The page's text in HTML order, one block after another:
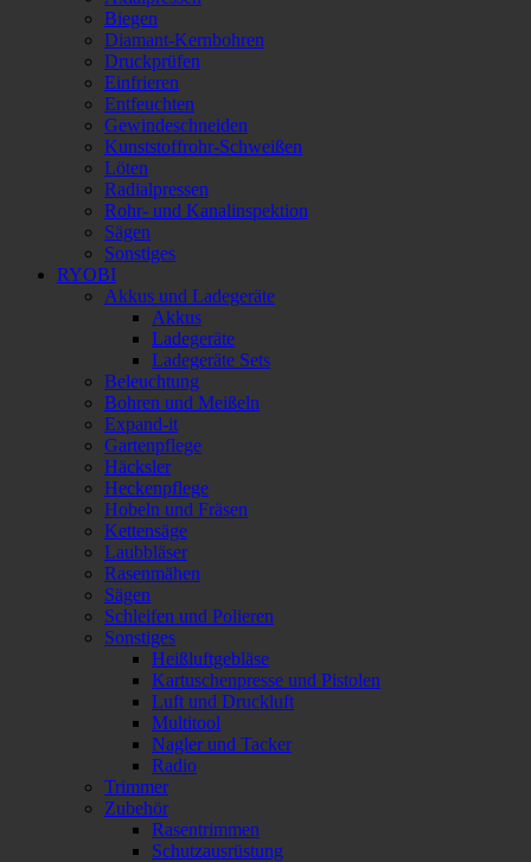
Biegen
Diamant-Kernbohren
Druckprüfen
Einfrieren
Entfeuchten
Gewindeschneiden
Kunststoffrohr-Schweißen
Löten
Radialpressen
Rohr- und Kanalinspektion
Sägen
Sonstiges
RYOBI
Akkus und Ladegeräte
Akkus
Ladegeräte
Ladegeräte Sets
Beleuchtung
Bohren und Meißeln
Expand-it
Gartenpflege
Häcksler
Heckenpflege
Hobeln und Fräsen
Kettensäge
Laubbläser
Rasenmähen
Sägen
Schleifen und Polieren
Sonstiges
Heißluftgebläse
Kartuschenpresse und Pistolen
Luft und Druckluft
Multitool
Nagler und Tacker
Radio
Trimmer
Zubehör
Rasentrimmen
Schutzausrüstung